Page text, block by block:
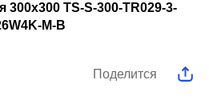
300x300 TS-S-300-TR029-3-
M-B
Поделится